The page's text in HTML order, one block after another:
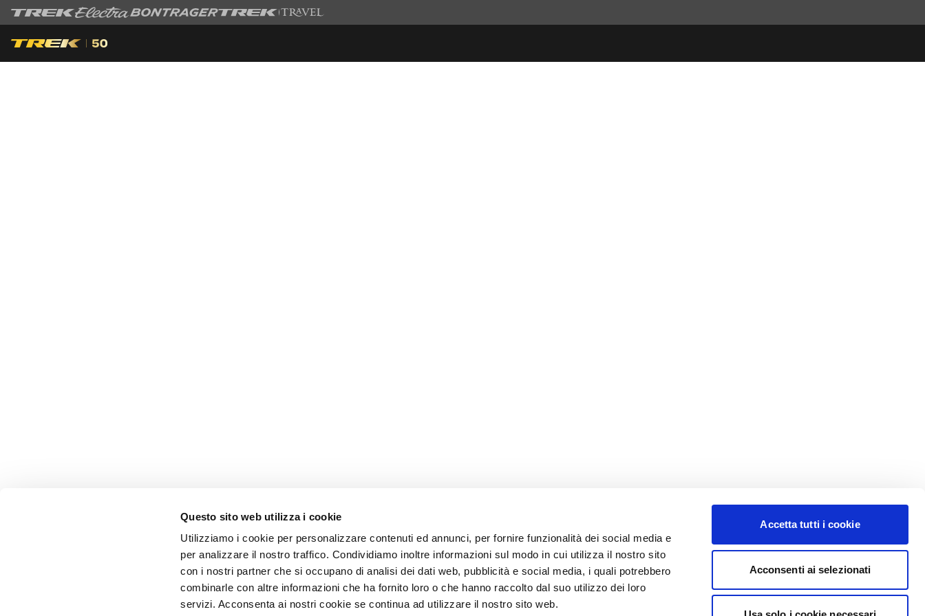
Questo sito web utilizza i cookie
Utilizziamo i cookie per personalizzare contenuti ed annunci, per fornire funzionalità dei social media e
per analizzare il nostro traffico. Condividiamo inoltre informazioni sul modo in cui utilizza il nostro sito
con i nostri partner che si occupano di analisi dei dati web, pubblicità e social media, i quali potrebbero
combinarle con altre informazioni che ha fornito loro o che hanno raccolto dal suo utilizzo dei loro
servizi. Acconsenta ai nostri cookie se continua ad utilizzare il nostro sito web.
Accetta tutti i cookie
Acconsenti ai selezionati